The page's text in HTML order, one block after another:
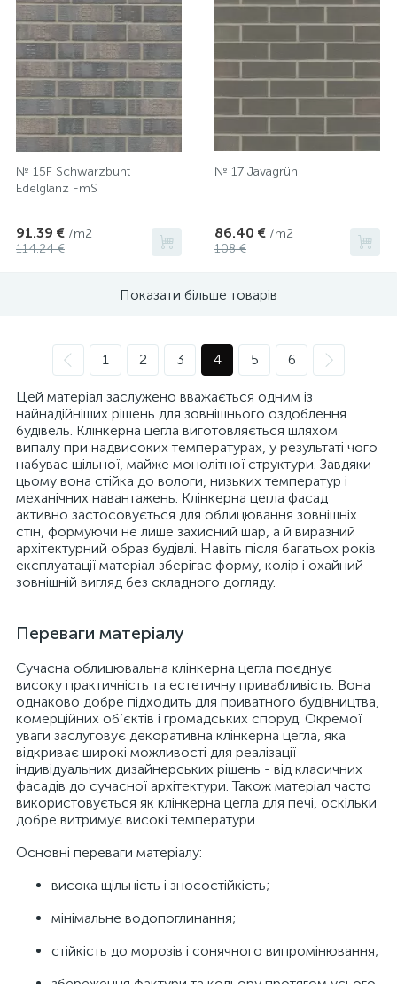
№ 15F Schwarzbunt
Edelglanz FmS
91.39 € /m2
114.24 €
№ 17 Javagrün
86.40 € /m2
108 €
Показати більше товарів
1 2 3 4 5 6
Цей матеріал заслужено вважається одним із
найнадійніших рішень для зовнішнього оздоблення
будівель. Клінкерна цегла виготовляється шляхом
випалу при надвисоких температурах, у результаті чого
набуває щільної, майже монолітної структури. Завдяки
цьому вона стійка до вологи, низьких температур і
механічних навантажень. Клінкерна цегла фасад
активно застосовується для облицювання зовнішніх
стін, формуючи не лише захисний шар, а й виразний
архітектурний образ будівлі. Навіть після багатьох років
експлуатації матеріал зберігає форму, колір і охайний
зовнішній вигляд без складного догляду.
Переваги матеріалу
Сучасна облицювальна клінкерна цегла поєднує
високу практичність та естетичну привабливість. Вона
однаково добре підходить для приватного будівництва,
комерційних об’єктів і громадських споруд. Окремої
уваги заслуговує декоративна клінкерна цегла, яка
відкриває широкі можливості для реалізації
індивідуальних дизайнерських рішень - від класичних
фасадів до сучасної архітектури. Також матеріал часто
використовується як клінкерна цегла для печі, оскільки
добре витримує високі температури.
Основні переваги матеріалу:
висока щільність і зносостійкість;
мінімальне водопоглинання;
стійкість до морозів і сонячного випромінювання;